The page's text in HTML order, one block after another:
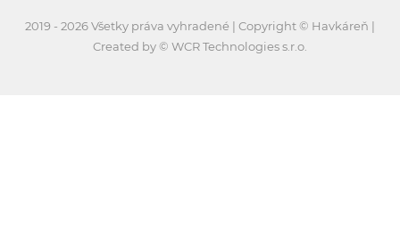
2019 - 2026 Všetky práva vyhradené | Copyright © Havkáreň |
Created by © WCR Technologies s.r.o.